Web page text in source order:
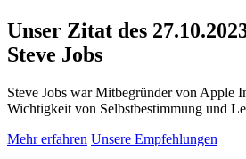
Unser Zitat des
Steve Jobs
Steve Jobs war Mitbegründer von Apple
Wichtigkeit von Selbstbestimmung und
Mehr erfahren Unsere Empfehlungen